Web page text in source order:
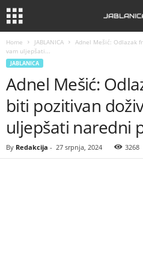
Home JABLANICA
Adnel Mešić: Odlazak
vam uljepšati...
JABLANICA
Adnel Mešić:
biti pozitivan
uljepšati naredni
By Redakcija - 27 srpnja, 2024 3268